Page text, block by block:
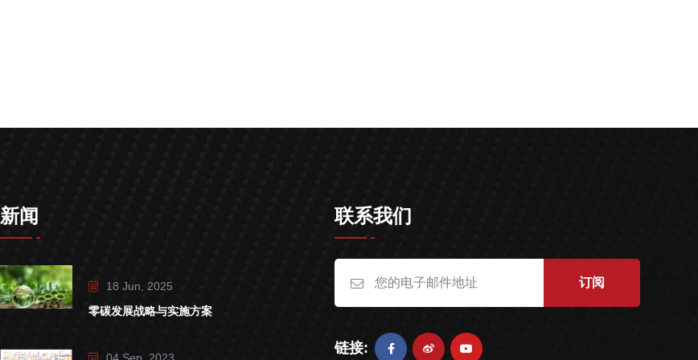
新闻
18 Jun, 2025
零碳发展战略与实施方案
04 Sep, 2023
联系我们
订阅
链接: